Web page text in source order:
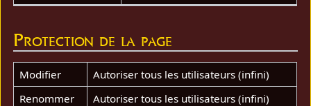
Protection de la page
Modifier
Autoriser tous les utilisateurs (infini)
Renommer
Autoriser tous les utilisateurs (infini)